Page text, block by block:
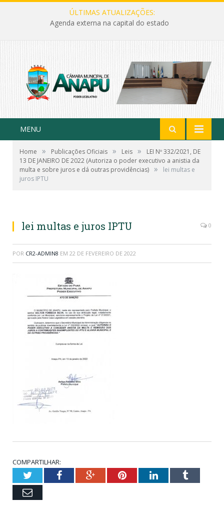
ÚLTIMAS ATUALIZAÇÕES:
Agenda externa na capital do estado
MENU
Home » Publicações Oficiais » Leis »
LEI Nº 332/2021, DE
13 DE JANEIRO DE 2022 (Autoriza o poder executivo a anistia da
multa e sobre juros e dá outras providências) »
lei multas e
juros IPTU
lei multas e juros IPTU 0
POR CR2-ADMIN8 EM 22 DE FEVEREIRO DE 2022
COMPARTILHAR:
TwitterFacebookGoogle+PinterestLinkedInTumblr
Email